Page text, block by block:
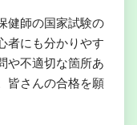
健師の国家試験の
者にも分かりやす
や不適切な箇所あ
皆さんの合格を願